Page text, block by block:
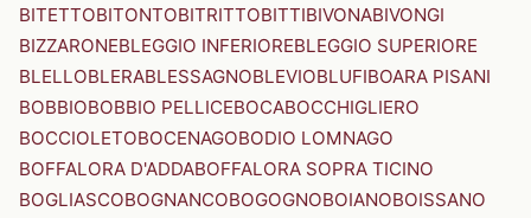
BITETTOBITONTOBITRITTOBITTIBIVONABIVONGI
BIZZARONEBLEGGIO INFERIOREBLEGGIO SUPERIORE
BLELLOBLERABLESSAGNOBLEVIOBLUFIBOARA PISANI
BOBBIOBOBBIO PELLICEBOCABOCCHIGLIERO
BOCCIOLETOBOCENAGOBODIO LOMNAGO
BOFFALORA D'ADDABOFFALORA SOPRA TICINO
BOGLIASCOBOGNANCOBOGOGNOBOIANOBOISSANO